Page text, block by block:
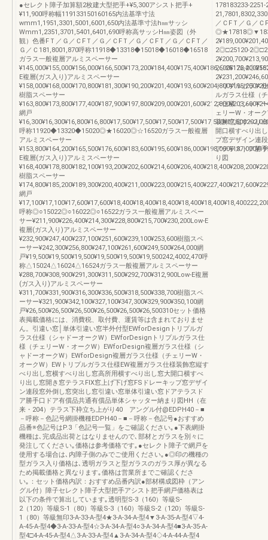
●セレクト障子加算額2枚建大型把手+¥5,300アシスト把手+
¥11,900呼称幅119133150160165内法基準寸法
wmm1,1951,3301,5001,6001,650内法基準寸法h㎜サッシ
Wmm1,2351,3701,5401,6401,690呼称高サッシH㎜姿図（外
観）色番FＴ／Ｇ／ＣFＴ／Ｇ／ＣFＴ／Ｇ／ＣFＴ／Ｇ／ＣFＴ／
Ｇ／Ｃ181,8001,870呼称11918◆13318◆15018◆16018◆16518
ガラス一般複層アルミスペーサー
E複層(ガス入り)アルミスペーサー
樹脂スペーサー
網戸
呼称11920◆13320◆15020◎★16020◎☆16520ガラス一般複層
アルミスペーサー
E複層(ガス入り)アルミスペーサー
樹脂スペーサー
網戸
呼称◎○15022◎○16022◎○16522ガラス一般複層アルミスペー
サー¥211,900¥226,400¥214,300¥228,800¥215,700¥230,200Low-E
複層(ガス入り)アルミスペーサー
¥232,900¥247,400¥237,100¥251,600¥239,100¥253,600樹脂スペ
ーサー¥242,300¥256,800¥247,100¥261,600¥249,500¥264,000網
戸¥19,500¥19,500¥19,500¥19,500¥19,500¥19,500242,4002,470呼
称△15024△16024△16524ガラス一般複層アルミスペーサー
¥288,700¥308,900¥291,300¥311,500¥292,700¥312,900Low-E複層
(ガス入り)アルミスペーサー
¥311,700¥331,900¥316,300¥336,500¥318,500¥338,700樹脂スペ
ーサー¥321,900¥342,100¥327,100¥347,300¥329,900¥350,100網
戸¥26,500¥26,500¥26,500¥26,500¥26,500¥26,500310セット価格
表掲載価格には、消費税、取付費、運賃等は含まれておりませ
ん。引違い窓│単体引違い窓半外付型EWforDesignトリプルガ
ラス仕様（シャドーオークW）EWforDesignトリプルガラス仕
様（チェリーW・オークW）EWforDesign複層ガラス仕様（シ
ャドーオークW）EWforDesign複層ガラス仕様（チェリーW・
オークW）EWトリプルガラス仕様EW複層ガラス仕様装飾窓縦す
べり出し窓横すべり出し窓高所用横すべり出し窓大開口横すべ
り出し窓開き窓テラスFIX窓上げ下げ窓FSドレーキップ窓デザイ
ン連段窓外倒し窓突出し窓引違い窓単体引違い窓ドアテラスド
ア勝手口ドア有償品共通有償品単体シャッター納まり図HH（在
来・204）テラス下枠立ち上がり40 アングル付@EDPH40－■
－呼称－色記号網掛機種EDPH40－■－呼称－色記号●おすすめ
品番※色記号はP.3「色記号一覧」をご確認ください｡●下表網掛
機種は､完成品出荷とはなりませんので､部材とガラスを別々に
発注してください｡価格は参考価格です｡●セレクト障子で網戸を
使用する場合は､内障子側のみでご使用ください｡●◎印の機種の
型ガラス入り価格は､透明ガラスと型ガラスのガラス厚が異なる
ため掲載価格と異なります｡価格は営業所までご確認くださ
い｡：セット価格内訳：おすすめ品番内訳●部材構成図枠（アン
グル付）障子セレクト障子大型把手アシスト把手網戸価格表は
以下の条件で算出しています｡透明型S-3（160）等級S-
2（120）等級S-1（80）等級S-3（160）等級S-2（120）等級S-
1（80）等級無印3-A-33-A-型4★3-A-34-A-型4▼3-A-35-A-型4▽4-
A-45-A-型4◆3-A-33-A-型4☆3-A-34-A-型4○3-A-34-A-型4■3-A-35-A-
型4□4-A-45-A-型4△3-A-33-A-型4▲3-A-34-A-型4◇4-A-44-A-型4
178183233-2251-
／ＣFＴ／Ｇ／Ｃ
2◎□25120-
2◇25122-
トリプルガラス
ルガラス仕様（
ス仕様（シャド
ェリーW・オー
装飾窓縦すべり
開口横すべり出
プ窓デザイン連
アテラスドア勝
り図